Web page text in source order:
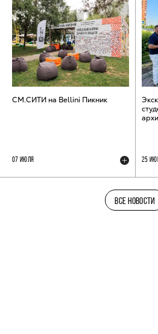
СМ.СИТИ на Bellini Пикник
07 ИЮЛЯ 25
ВСЕ НОВОСТИ